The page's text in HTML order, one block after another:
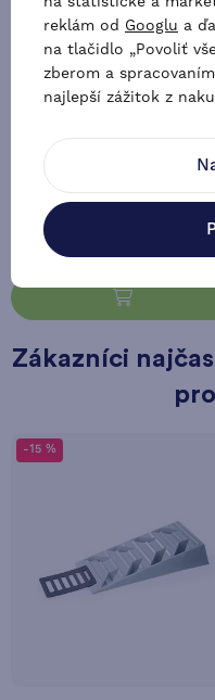
Carbest, 2 ks
19,46 €
Skladom u dodavateľa
Zákazníci
-15 %
reklám od Googlu a
na tlačidlo „Povoliť
zberom a
najlepší zážitok z